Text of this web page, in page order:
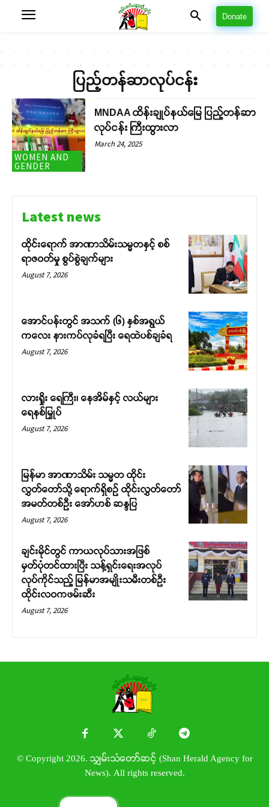
Donate
ပြည့်တန်ဆာလုပ်ငန်း
WOMEN AND
GENDER
MNDAA ထိန်းချုပ်နယ်မြေ ပြည့်တန်ဆာ
လုပ်ငန်း ကြီးထွားလာ
March 24, 2025
Latest news
ထိုင်းရောက် အာဏာသိမ်းသမ္မတနှင့် စစ်
ရာဇဝတ်မှု စွပ်စွဲချက်များ
August 7, 2026
အောင်ပန်းတွင် အသက် (၆) နှစ်အရွယ်
ကလေး နားကပ်လုခံရပြီး ရေထဲပစ်ချခံရ
August 7, 2026
လားရှိုး ရေကြီး၊ နေအိမ်နှင့် လယ်များ
ရေနစ်မြှုပ်
August 7, 2026
မြန်မာ အာဏာသိမ်း သမ္မတ ထိုင်း
လွှတ်တော်သို့ ရောက်ရှိစဉ် ထိုင်းလွှတ်တော်
အမတ်တစ်ဦး အော်ဟစ် ဆန္ဒပြ
August 7, 2026
ချင်းမိုင်တွင် ကာယလုပ်သားအဖြစ်
မှတ်ပုံတင်ထားပြီး သန့်ရှင်းရေးအလုပ်
လုပ်ကိုင်သည့် မြန်မာအမျိုးသမီးတစ်ဦး
ထိုင်းလဝကဖမ်းဆီး
August 7, 2026
© Copyright 2026. သျှမ်းသံတော်ဆင့် (Shan Herald Agency for
News). All rights reserved.